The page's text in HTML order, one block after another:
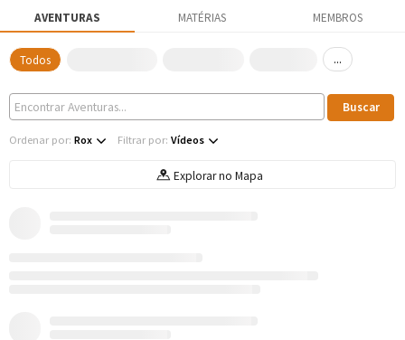
AVENTURAS MATÉRIAS MEMBROS
Todos ...
Ordenar por: Rox Filtrar por: Vídeos
Explorar no Mapa